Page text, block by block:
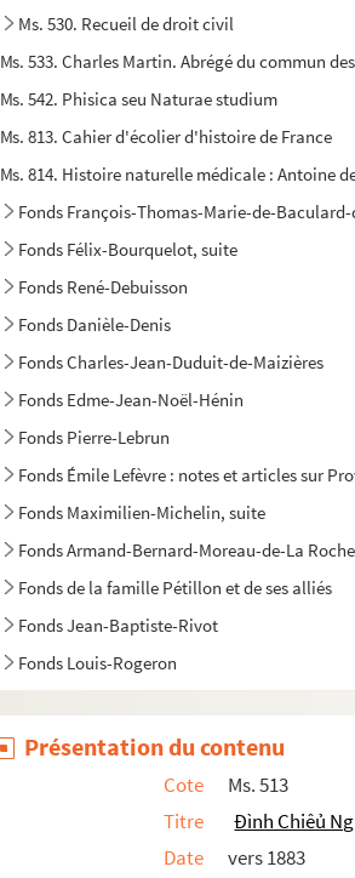
Ms. 530. Recueil de droit civil
Ms. 533. Charles Martin. Abrégé du commun
Ms. 542. Phisica seu Naturae studium
Ms. 813. Cahier d'écolier d'histoire de France
Ms. 814. Histoire naturelle médicale : Antoine
Fonds François-Thomas-Marie-de-
Fonds Félix-Bourquelot, suite
Fonds René-Debuisson
Fonds Danièle-Denis
Fonds Charles-Jean-Duduit-de-Maizières
Fonds Edme-Jean-Noël-Hénin
Fonds Pierre-Lebrun
Fonds Émile Lefèvre : notes et articles sur
Fonds Maximilien-Michelin, suite
Fonds Armand-Bernard-Moreau-de-La
Fonds de la famille Pétillon et de ses alliés
Fonds Jean-Baptiste-Rivot
Fonds Louis-Rogeron
Présentation du contenu
Cote
Ms. 513
Titre
Ðình Chiêủ
Date
vers 1883